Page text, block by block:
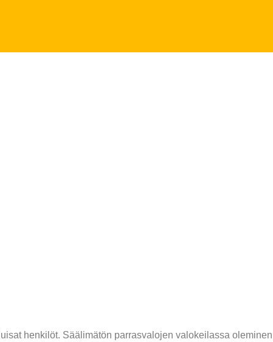
henkilöt. Säälimätön parrasvalojen valokeilassa